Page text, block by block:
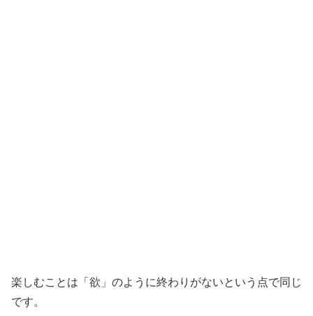
楽しむことは「欲」のように終わりがないという点で同じ
です。